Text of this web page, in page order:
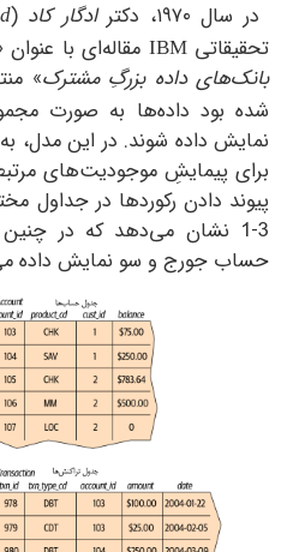
دکتر ادگار کاد(
Codd
IBMمقاله‌ای با عنوان « مدل
داده بزرگِ مشترک » منتشر
داده‌ها به صورت مجموعه‌ای
داده شوند. در این مدل، به جای
پیمایشِ موجودیت‌های مرتبط، از
دادن رکوردها در جداول مختلف
1 نشان می‌دهد که در چنین
جورج و سو نمایش داده می‌شود.